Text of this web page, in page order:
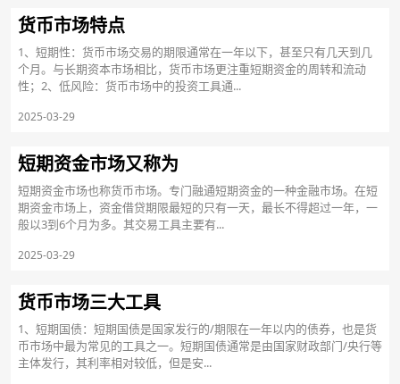
货币市场特点
1、短期性：货币市场交易的期限通常在一年以下，甚至只有几天到几
个月。与长期资本市场相比，货币市场更注重短期资金的周转和流动
性；2、低风险：货币市场中的投资工具通...
2025-03-29
短期资金市场又称为
短期资金市场也称货币市场。专门融通短期资金的一种金融市场。在短
期资金市场上，资金借贷期限最短的只有一天，最长不得超过一年，一
般以3到6个月为多。其交易工具主要有...
2025-03-29
货币市场三大工具
1、短期国债：短期国债是国家发行的/期限在一年以内的债券，也是货
币市场中最为常见的工具之一。短期国债通常是由国家财政部门/央行等
主体发行，其利率相对较低，但是安...